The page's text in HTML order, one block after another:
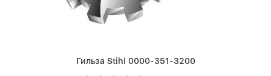
Гильза Stihl 0000-351-3200